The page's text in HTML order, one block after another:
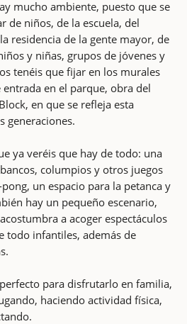
mucho ambiente, puesto que se
de niños, de la escuela, del
residencia de la gente mayor, de
y niñas, grupos de jóvenes y
tenéis que fijar en los murales
entrada en el parque, obra del
en que se refleja esta
generaciones.
ya veréis que hay de todo: una
columpios y otros juegos
un espacio para la petanca y
hay un pequeño escenario,
a acoger espectáculos
todo infantiles, además de
para disfrutarlo en familia,
haciendo actividad física,